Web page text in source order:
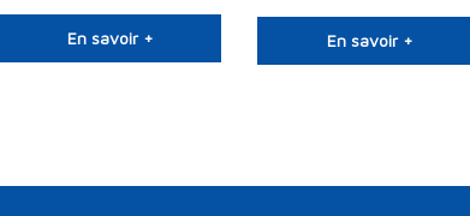
En savoir + En savoir +